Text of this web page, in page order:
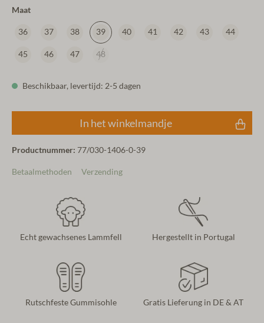
Maat
36 37 38 39 40 41 42 43 44
45 46 47 48
Beschikbaar, levertijd: 2-5 dagen
In het winkelmandje
Productnummer: 77/030-1406-0-39
Betaalmethoden Verzending
Echt gewachsenes Lammfell Hergestellt in Portugal
Rutschfeste Gummisohle Gratis Lieferung in DE & AT